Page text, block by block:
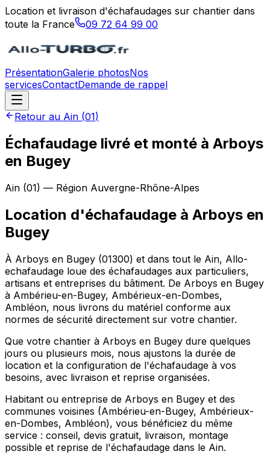
Location et livraison d'échafaudages sur chantier dans
toute la France
09 72 64 99 00
PrésentationGalerie photosNos
servicesContactDemande de rappel
Retour au Ain (01)
Échafaudage livré et monté à Arboys
en Bugey
Ain (01) — Région Auvergne-Rhône-Alpes
Location d'échafaudage à Arboys en
Bugey
À Arboys en Bugey (01300) et dans tout le Ain, Allo-
echafaudage loue des échafaudages aux particuliers,
artisans et entreprises du bâtiment. De Arboys en Bugey
à Ambérieu-en-Bugey, Ambérieux-en-Dombes,
Ambléon, nous livrons du matériel conforme aux
normes de sécurité directement sur votre chantier.
Que votre chantier à Arboys en Bugey dure quelques
jours ou plusieurs mois, nous ajustons la durée de
location et la configuration de l'échafaudage à vos
besoins, avec livraison et reprise organisées.
Habitant ou entreprise de Arboys en Bugey et des
communes voisines (Ambérieu-en-Bugey, Ambérieux-
en-Dombes, Ambléon), vous bénéficiez du même
service : conseil, devis gratuit, livraison, montage
possible et reprise de l'échafaudage dans le Ain.